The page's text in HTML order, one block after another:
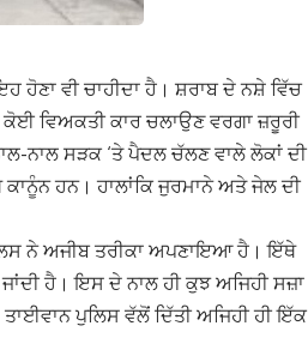
ਵੀ ਚਾਹੀਦਾ ਹੈ। ਸ਼ਰਾਬ ਦੇ ਨਸ਼ੇ ਵਿੱਚ
ਵਿਅਕਤੀ ਕਾਰ ਚਲਾਉਣ ਵਰਗਾ ਜ਼ਰੂਰੀ
ਨਾਲ ਸੜਕ ‘ਤੇ ਪੈਦਲ ਚੱਲਣ ਵਾਲੇ ਲੋਕਾਂ ਦੀ
ਹਨ। ਹਾਲਾਂਕਿ ਜੁਰਮਾਨੇ ਅਤੇ ਜੇਲ ਦੀ
ਨੇ ਅਜੀਬ ਤਰੀਕਾ ਅਪਣਾਇਆ ਹੈ। ਇੱਥੇ
ਹੈ। ਇਸ ਦੇ ਨਾਲ ਹੀ ਕੁਝ ਅਜਿਹੀ ਸਜ਼ਾ
ਪੁਲਿਸ ਵੱਲੋਂ ਦਿੱਤੀ ਅਜਿਹੀ ਹੀ ਇੱਕ